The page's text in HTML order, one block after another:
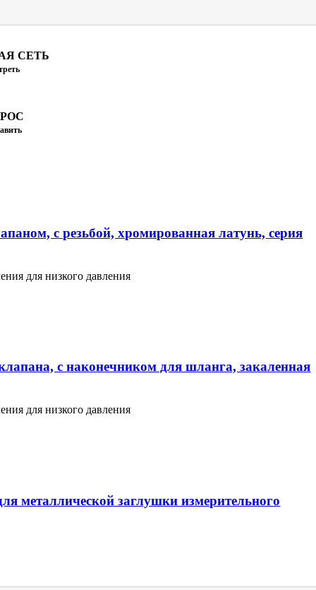
СЕТЬ
с резьбой, хромированная латунь, серия
для низкого давления
с наконечником для шланга, закаленная
для низкого давления
металлической заглушки измерительного